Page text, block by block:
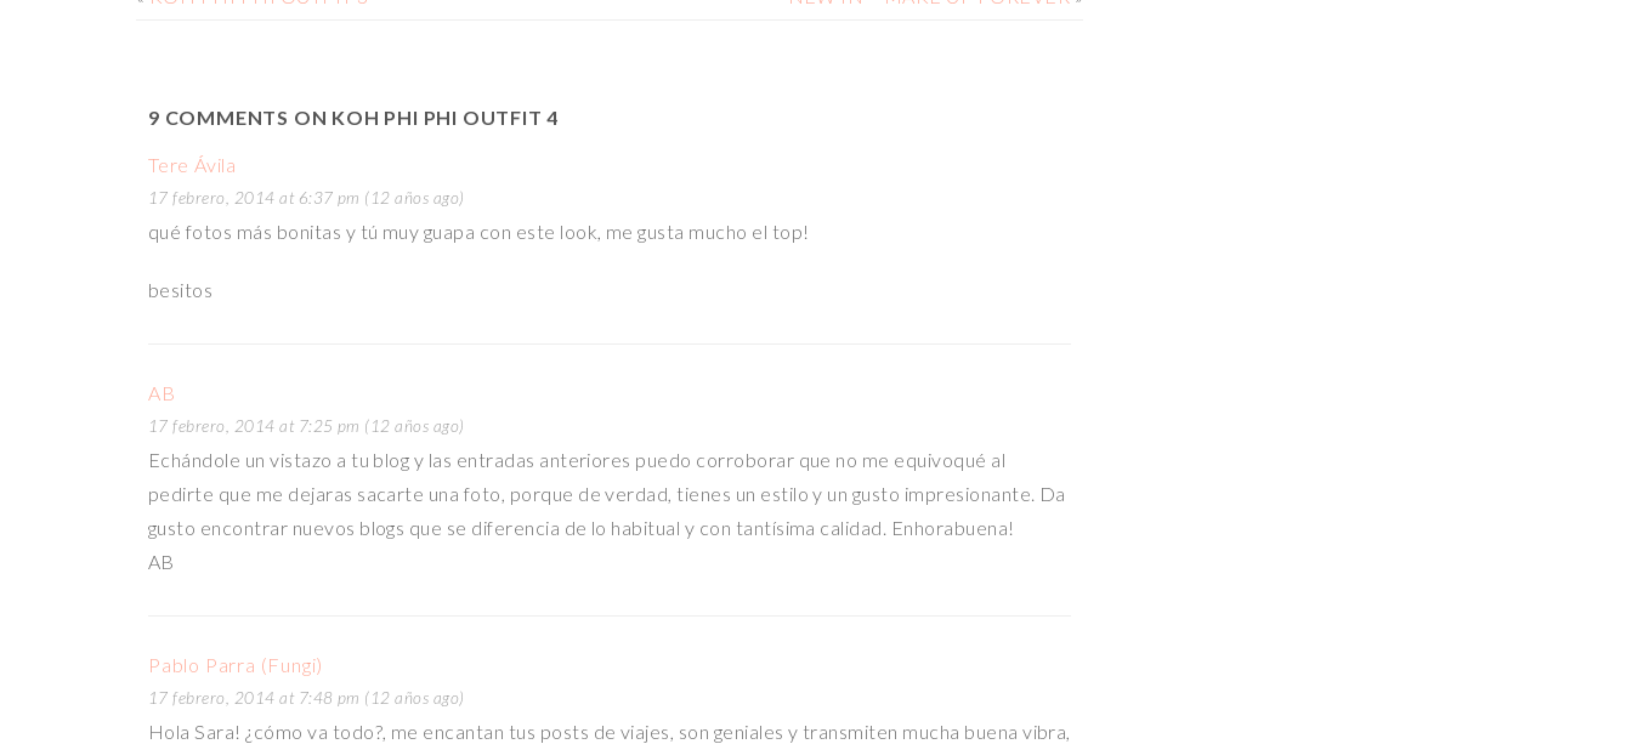
9 COMMENTS ON KOH PHI PHI OUTFIT 4
Tere Ávila
17 febrero, 2014 at 6:37 pm (12 años ago)
qué fotos más bonitas y tú muy guapa con este look, me gusta mucho el top!
besitos
AB
17 febrero, 2014 at 7:25 pm (12 años ago)
Echándole un vistazo a tu blog y las entradas anteriores puedo corroborar que no me equivoqué al
pedirte que me dejaras sacarte una foto, porque de verdad, tienes un estilo y un gusto impresionante. Da
gusto encontrar nuevos blogs que se diferencia de lo habitual y con tantísima calidad. Enhorabuena!
AB
Pablo Parra (Fungi)
17 febrero, 2014 at 7:48 pm (12 años ago)
Hola Sara! ¿cómo va todo?, me encantan tus posts de viajes, son geniales y transmiten mucha buena vibra,